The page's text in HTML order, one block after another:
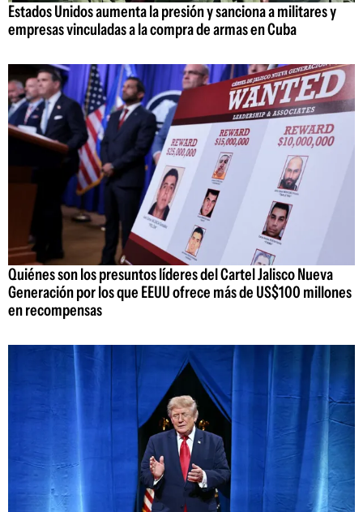
Estados Unidos aumenta la presión y sanciona a militares y
empresas vinculadas a la compra de armas en Cuba
Quiénes son los presuntos líderes del Cartel Jalisco Nueva
Generación por los que EEUU ofrece más de US$100 millones
en recompensas